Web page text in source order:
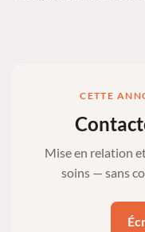
CETTE
Mise en relation
soins — sans